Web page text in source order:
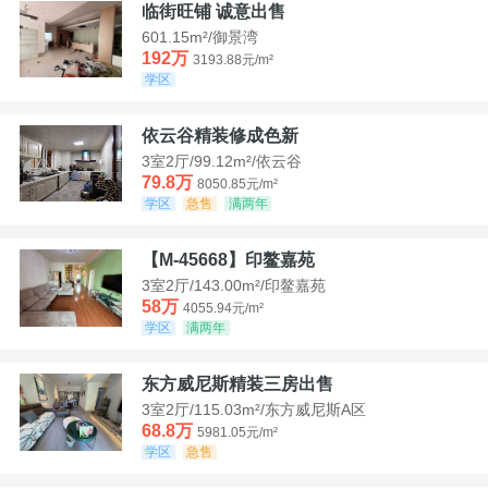
临街旺铺 诚意出售
601.15m²/御景湾
192万 3193.88元/m²
学区
依云谷精装修成色新
3室2厅/99.12m²/依云谷
79.8万 8050.85元/m²
学区
急售 满两年
【M-45668】印鳌嘉苑
3室2厅/143.00m²/印鳌嘉苑
58万 4055.94元/m²
学区
满两年
东方威尼斯精装三房出售
3室2厅/115.03m²/东方威尼斯A区
68.8万 5981.05元/m²
学区
急售